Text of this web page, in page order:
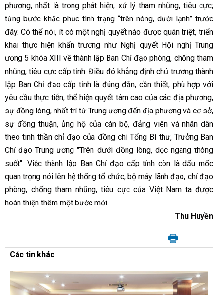
phương, nhất là trong phát hiện, xử lý tham nhũng, tiêu cực;
từng bước khắc phục tình trạng “trên nóng, dưới lạnh” trước
đây. Có thể nói, ít có một nghị quyết nào được quán triệt, triển
khai thực hiện khẩn trương như Nghị quyết Hội nghị Trung
ương 5 khóa XIII về thành lập Ban Chỉ đạo phòng, chống tham
nhũng, tiêu cực cấp tỉnh. Điều đó khẳng định chủ trương thành
lập Ban Chỉ đạo cấp tỉnh là đúng đắn, cần thiết, phù hợp với
yêu cầu thực tiễn, thể hiện quyết tâm cao của các địa phương,
sự đồng lòng, nhất trí từ Trung ương đến địa phương và cơ sở,
sự đồng thuận, ủng hộ của cán bộ, đảng viên và nhân dân
theo tinh thần chỉ đạo của đồng chí Tổng Bí thư, Trưởng Ban
Chỉ đạo Trung ương "Trên dưới đồng lòng, dọc ngang thông
suốt". Việc thành lập Ban Chỉ đạo cấp tỉnh còn là dấu mốc
quan trọng nói lên hệ thống tổ chức, bộ máy lãnh đạo, chỉ đạo
phòng, chống tham nhũng, tiêu cực của Việt Nam ta được
hoàn thiện thêm một bước mới.
Thu Huyền
Các tin khác